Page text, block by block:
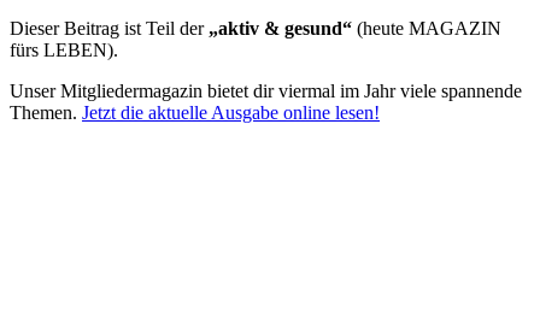
Dieser Beitrag ist Teil der „aktiv & gesund“ (heute MAGAZIN
fürs LEBEN).
Unser Mitgliedermagazin bietet dir viermal im Jahr viele spannende
Themen. Jetzt die aktuelle Ausgabe online lesen!